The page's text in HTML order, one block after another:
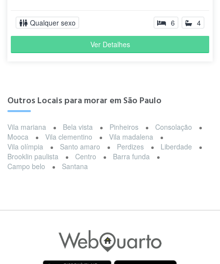
Qualquer sexo 6 4
Ver Detalhes
Outros Locais para morar em São Paulo
Vila mariana Bela vista Pinheiros
Consolação
Mooca
Vila clementino
Vila madalena
Vila olímpia
Santo amaro Perdizes
Liberdade
Brooklin paulista
Centro
Barra funda
Campo belo
Santana